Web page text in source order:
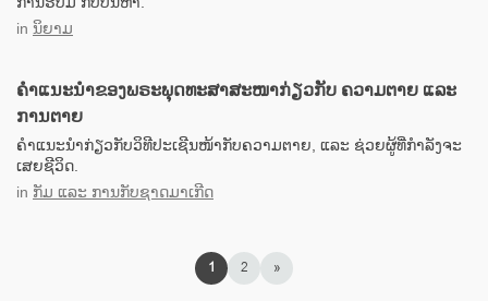
in ນິຍາມ
ຄຳແນະນຳຂອງພຣະພຸດທະສາສະໜາກ່ຽວກັບ ຄວາມຕາຍ ແລະ
ການຕາຍ
ຄຳແນະນຳກ່ຽວກັບວິທີປະເຊີນໜ້າກັບຄວາມຕາຍ, ແລະ ຊ່ວຍຜູ້ທີ່ກຳລັງຈະ
ເສຍຊີວິດ.
in ກັມ ແລະ ການກັບຊາດມາເກີດ
1 2 »